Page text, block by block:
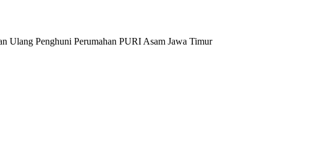
Ulang Penghuni Perumahan PURI Asam Jawa Timur